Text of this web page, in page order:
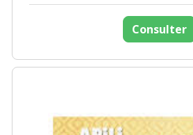
Consulter